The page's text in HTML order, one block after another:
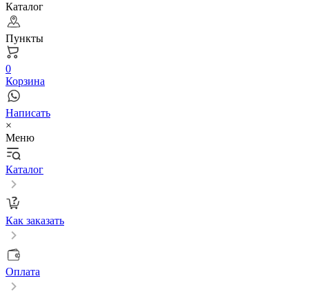
Каталог
Пункты
0
Корзина
Написать
×
Меню
Каталог
Как заказать
Оплата